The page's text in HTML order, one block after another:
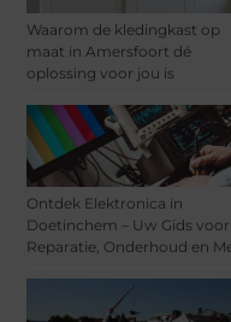
Waarom de kledingkast op
maat in Amersfoort dé
oplossing voor jou is
Ontdek Elektronica in
Doetinchem – Uw Gids voor
Reparatie, Onderhoud en